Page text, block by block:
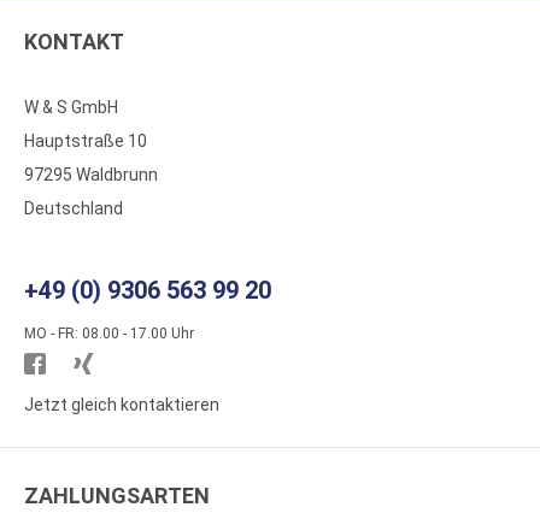
KONTAKT
W & S GmbH
Hauptstraße 10
97295 Waldbrunn
Deutschland
+49 (0) 9306 563 99 20
MO - FR: 08.00 - 17.00 Uhr
Besuchen
Sie
auf
Sie
auf
Jetzt gleich kontaktieren
ZAHLUNGSARTEN